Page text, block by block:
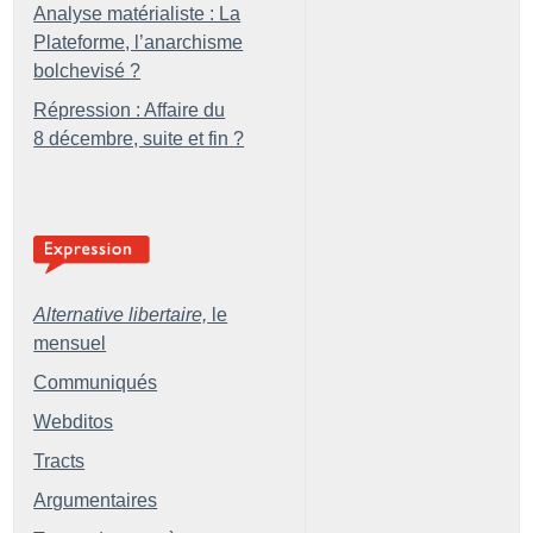
Analyse matérialiste : La
Plateforme, l’anarchisme
bolchevisé ?
Répression : Affaire du
8 décembre, suite et fin ?
Alternative libertaire, le
mensuel
Communiqués
Webditos
Tracts
Argumentaires